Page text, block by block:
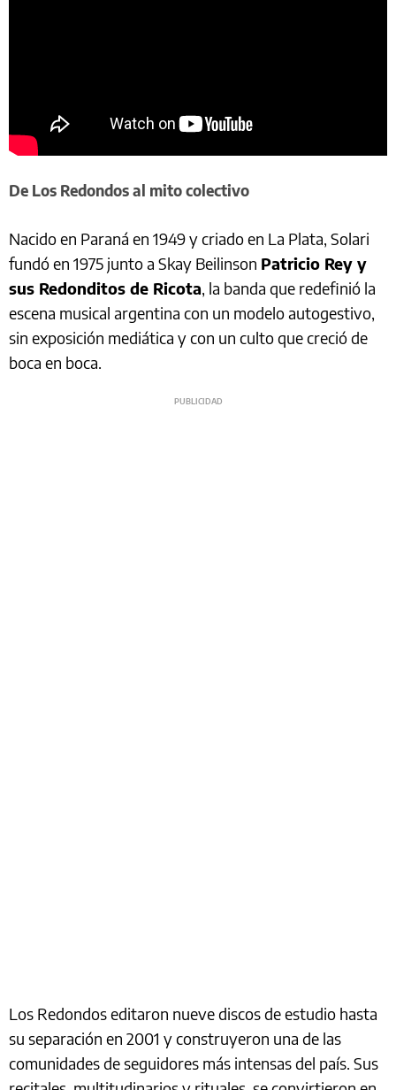
De Los Redondos al mito colectivo
Nacido en Paraná en 1949 y criado en La Plata, Solari
fundó en 1975 junto a Skay Beilinson Patricio Rey y
sus Redonditos de Ricota, la banda que redefinió la
escena musical argentina con un modelo autogestivo,
sin exposición mediática y con un culto que creció de
boca en boca.
Los Redondos editaron nueve discos de estudio hasta
su separación en 2001 y construyeron una de las
comunidades de seguidores más intensas del país. Sus